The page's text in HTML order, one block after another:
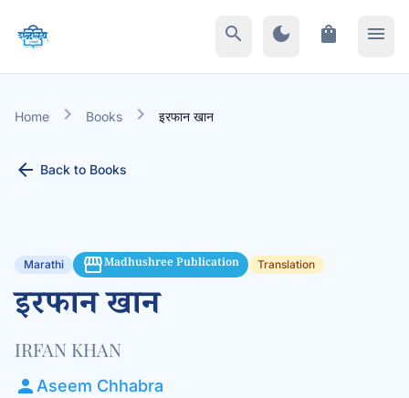
search dark_mode shopping_bag menu
Home chevron_right Books chevron_right इरफान खान
arrow_back Back to Books
Marathi storefrontMadhushree Publication Translation
इरफान खान
IRFAN KHAN
person Aseem Chhabra